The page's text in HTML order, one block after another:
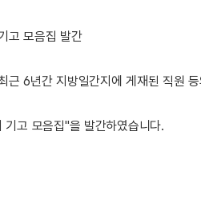
고 모음집 발간
근 6년간 지방일간지에 게재된 직원
기고 모음집"을 발간하였습니다.